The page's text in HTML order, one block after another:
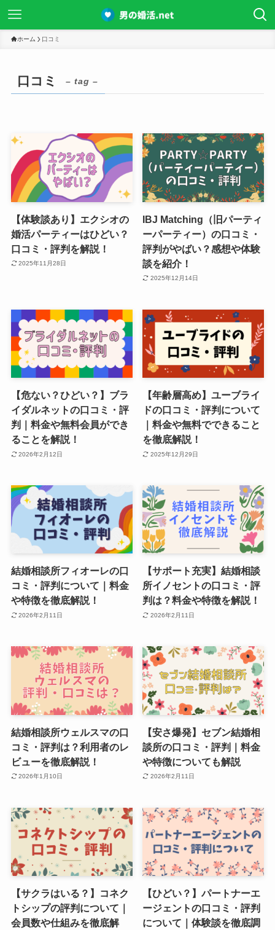
ホーム 口コミ
口コミ – tag –
【体験談あり】エクシオの
婚活パーティーはひどい？
口コミ・評判を解説！
2025年11月28日
IBJ Matching（旧パーティ
ーパーティー）の口コミ・
評判がやばい？感想や体験
談を紹介！
2025年12月14日
【危ない？ひどい？】ブラ
イダルネットの口コミ・評
判｜料金や無料会員ができ
ることを解説！
2026年2月12日
【年齢層高め】ユーブライ
ドの口コミ・評判について
｜料金や無料でできること
を徹底解説！
2025年12月29日
結婚相談所フィオーレの口
コミ・評判について｜料金
や特徴を徹底解説！
2026年2月11日
【サポート充実】結婚相談
所イノセントの口コミ・評
判は？料金や特徴を解説！
2026年2月11日
結婚相談所ウェルスマの口
コミ・評判は？利用者のレ
ビューを徹底解説！
2026年1月10日
【安さ爆発】セブン結婚相
談所の口コミ・評判｜料金
や特徴についても解説
2026年2月11日
【サクラはいる？】コネク
トシップの評判について｜
会員数や仕組みを徹底解
【ひどい？】パートナーエ
ージェントの口コミ・評判
について｜体験談を徹底調